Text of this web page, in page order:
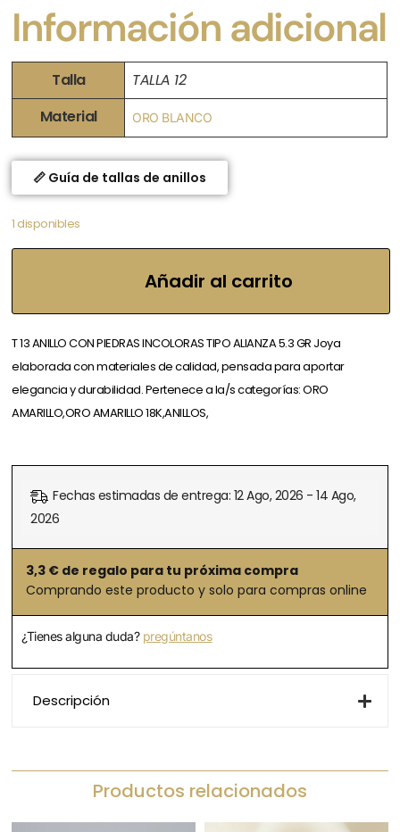
Información adicional
Talla
TALLA 12
Material
ORO BLANCO
📏 Guía de tallas de anillos
1 disponibles
Añadir al carrito
T 13 ANILLO CON PIEDRAS INCOLORAS TIPO ALIANZA 5.3 GR Joya
elaborada con materiales de calidad, pensada para aportar
elegancia y durabilidad. Pertenece a la/s categorías: ORO
AMARILLO,ORO AMARILLO 18K,ANILLOS,
Fechas estimadas de entrega: 12 Ago, 2026 - 14 Ago,
2026
3,3 € de regalo para tu próxima compra
Comprando este producto y solo para compras online
¿Tienes alguna duda? pregúntanos
Descripción
Productos relacionados